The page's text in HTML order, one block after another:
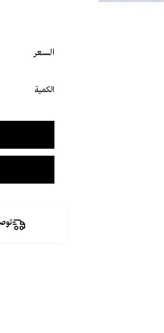
السعر
الكمية